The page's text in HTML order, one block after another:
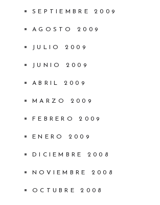
SEPTIEMBRE 2009
AGOSTO 2009
JULIO 2009
JUNIO 2009
ABRIL 2009
MARZO 2009
FEBRERO 2009
ENERO 2009
DICIEMBRE 2008
NOVIEMBRE 2008
OCTUBRE 2008